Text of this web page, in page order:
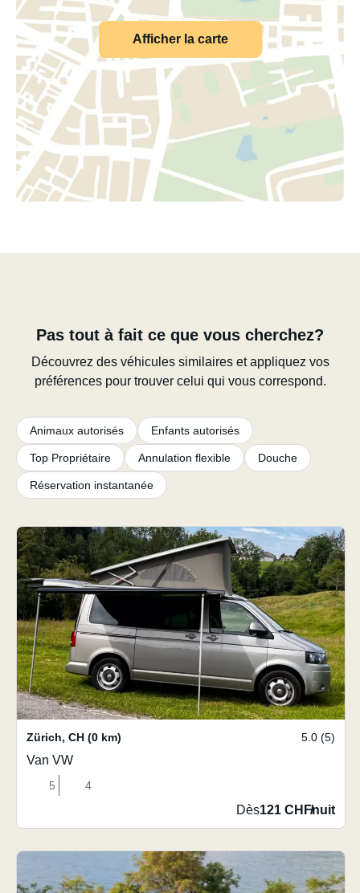
Afficher la carte
Pas tout à fait ce que vous cherchez?
Découvrez des véhicules similaires et appliquez vos
préférences pour trouver celui qui vous correspond.
Animaux autorisés Enfants autorisés
Top Propriétaire Annulation flexible Douche
Réservation instantanée
Zürich, CH (0 km) 5.0 (5)
Van VW
5 4
Dès121 CHF/nuit